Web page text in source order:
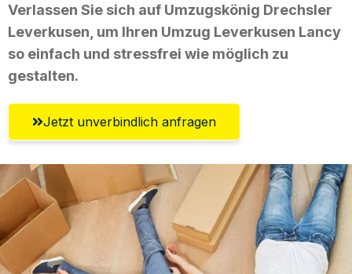
Verlassen Sie sich auf Umzugskönig Drechsler
Leverkusen, um Ihren Umzug Leverkusen Lancy
so einfach und stressfrei wie möglich zu
gestalten.
Jetzt unverbindlich anfragen